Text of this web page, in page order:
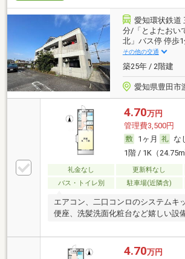
愛知環状鉄道
分/「とよたおい
北」バス停 停歩1
その他の交通
築25年 / 2階建
愛知県豊田市
4.70万円
管理費3,500円
1ヶ月
な
1階 / 1K（24.75m
礼金なし 更新料なし
バス・トイレ別
駐車場(近隣含)
エアコン、二口コンロのシステムキ
便座、洗髪洗面化粧台など嬉しい設
4.70万円